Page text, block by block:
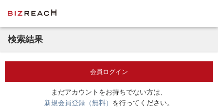
検索結果
会員ログイン
まだアカウントをお持ちでない方は、
新規会員登録（無料） を行ってください。